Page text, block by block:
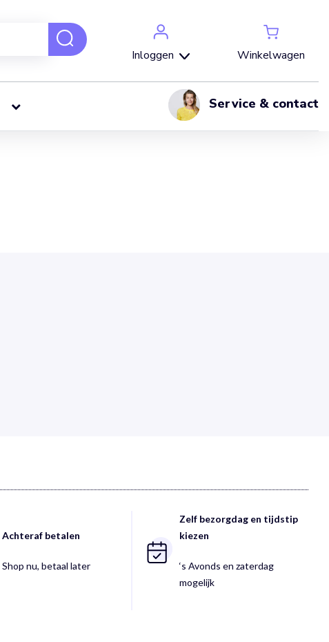
Inloggen Winkelwagen
Service & contact
Achteraf betalen
Shop nu, betaal later
Zelf bezorgdag en tijdstip
kiezen
‘s Avonds en zaterdag
mogelijk